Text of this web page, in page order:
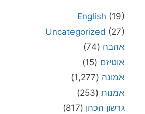
English (19)
Uncategorized (27)
אהבה (74)
אוטיזם (15)
אמונה (1,277)
אמנות (253)
גרשון הכהן (817)